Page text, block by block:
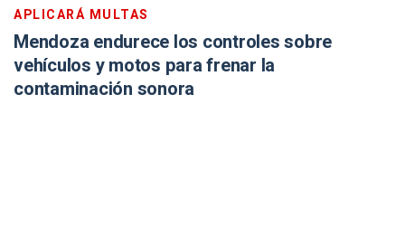
APLICARÁ MULTAS
Mendoza endurece los controles sobre
vehículos y motos para frenar la
contaminación sonora